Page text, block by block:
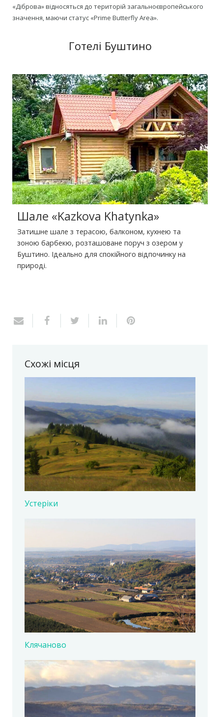
«Діброва» відносяться до територій загальноєвропейського
значення, маючи статус «Prime Butterfly Area».
Готелі Буштино
Шале «Kazkova Khatynka»
Затишне шале з терасою, балконом, кухнею та
зоною барбекю, розташоване поруч з озером у
Буштино. Ідеально для спокійного відпочинку на
природі.
Схожі місця
Устеріки
Клячаново